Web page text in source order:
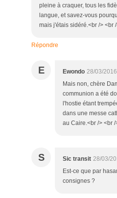
pleine à craquer, tous les
langue, et savez-vous
mais j'étais sidéré.<br /> <br
Répondre
E Ewondo 28/03/
Mais non, chère
communion a été
l'hostie étant
dans une messe
au Caire.<br /> <br
S Sic transit 28/03/
Est-ce que par
consignes ?